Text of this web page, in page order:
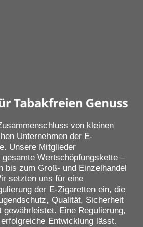
von kleinen
Unternehmen der E-
Unsere Mitglieder
Wertschöpfungskette –
bis zum Groß- und Einzelhandel
setzten uns für eine
der E-Zigaretten ein, die
Qualität, Sicherheit
gewährleistet. Eine Regulierung,
Entwicklung lässt.